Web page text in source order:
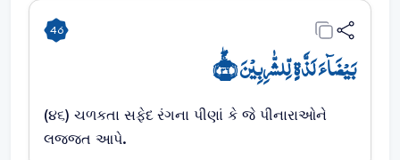
46
بَیۡضَآءَ لَذَّۃٍ لِّلشّٰرِبِیۡنَ ﴿ۚۖ۴۶﴾
(૪૬) ચળકતા સફેદ રંગના પીણાં કે જે પીનારાઓને
લજ્જત આપે.